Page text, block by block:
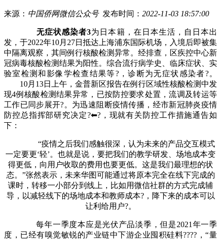
来源： 中国侨网微信公众号发布时间： 2022-11-03 18:57:00
无症状感染者3为日本籍，在日本生活，自日本出
发，于2022年10月27日抵达上海浦东国际机场，入境后即被集
中隔离观察，其间例行核酸检测异常。经排查，区疾控中心新
冠病毒核酸检测结果为阳性。综合流行病学史、临床症状、实
验室检测和影像学检查结果等?，诊断为无症状感染者?。
10月13日上午，金普新区报告在例行区域性核酸检测中发
现4例核酸检测结果异常，已按防控要求处置，流调及转运等
工作已同步展开?。为迅速阻断疫情传播，经市新冠肺炎疫情
防控总指挥部研究决定?⬅?，现就有关防控工作措施通告如
下：
“疫情之后我们感触很深，认为未来的产品交互模式
一定要更‘轻’。也就是说，要把我们的教学研发、场地成本变
得更低，向用户收取的费用也要更低。这是我们最理想的状
态。”张然表示，未来华图可能通过将原本完全在线下完成的
课时，转移一小部分到线上，比如用微信社群的方式完成辅
导，以减轻线下的场地成本和教师成本?，降下来的成本可以
让利给用户?。
每年一季度本应是光伏产品淡季，但是2021年一季
度，已经有嗅觉敏锐的产业链中下游企业囤积硅料????，“量